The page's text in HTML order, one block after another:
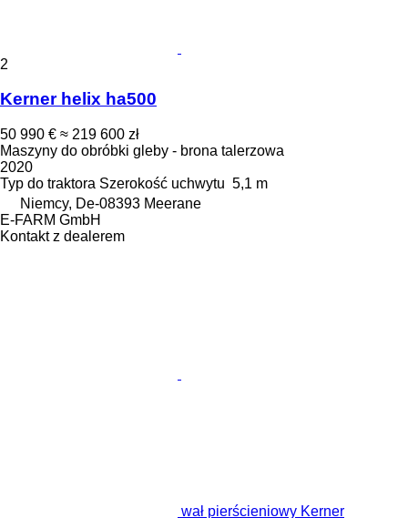
2
Kerner helix ha500
50 990 € ≈ 219 600 zł
Maszyny do obróbki gleby - brona talerzowa
2020
Typ do traktora Szerokość uchwytu 5,1 m
Niemcy, De-08393 Meerane
E-FARM GmbH
Kontakt z dealerem
wał pierścieniowy Kerner